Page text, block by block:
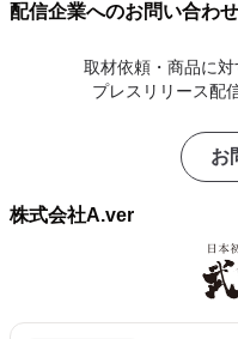
配信企業へのお問い合わせ
取材依頼・商品に対
プレスリリース配
お
株式会社A.ver